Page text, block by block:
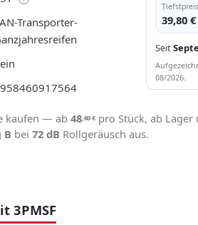
Transporter-
Tiefstpreis
39,80 €
Seit
08/2026.
kaufen — ab48,60€ pro Stück, ab
B bei 72 dB Rollgeräusch aus.
3PMSF